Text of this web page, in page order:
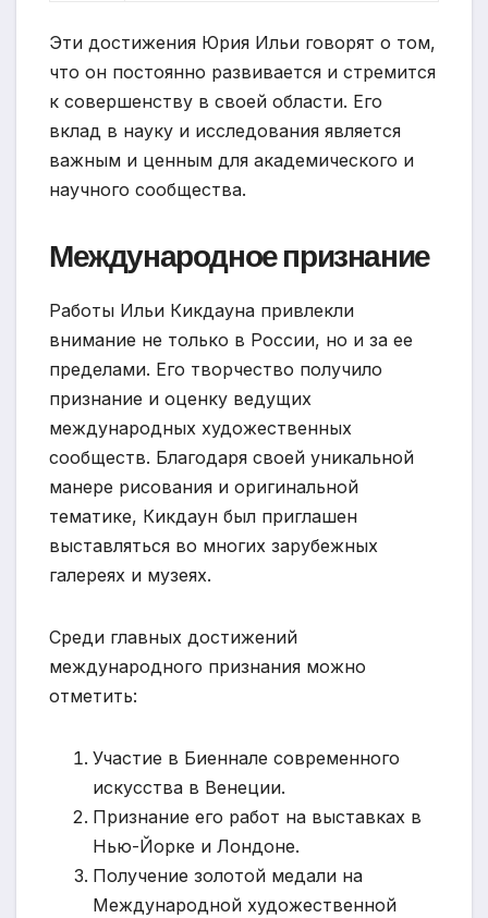
Эти достижения Юрия Ильи говорят о том,
что он постоянно развивается и стремится
к совершенству в своей области. Его
вклад в науку и исследования является
важным и ценным для академического и
научного сообщества.
Международное признание
Работы Ильи Кикдауна привлекли
внимание не только в России, но и за ее
пределами. Его творчество получило
признание и оценку ведущих
международных художественных
сообществ. Благодаря своей уникальной
манере рисования и оригинальной
тематике, Кикдаун был приглашен
выставляться во многих зарубежных
галереях и музеях.
Среди главных достижений
международного признания можно
отметить:
Участие в Биеннале современного
искусства в Венеции.
Признание его работ на выставках в
Нью-Йорке и Лондоне.
Получение золотой медали на
Международной художественной